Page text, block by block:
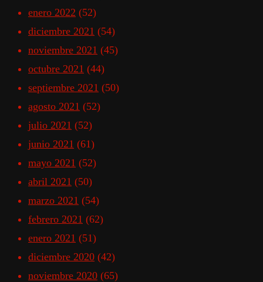
enero 2022 (52)
diciembre 2021 (54)
noviembre 2021 (45)
octubre 2021 (44)
septiembre 2021 (50)
agosto 2021 (52)
julio 2021 (52)
junio 2021 (61)
mayo 2021 (52)
abril 2021 (50)
marzo 2021 (54)
febrero 2021 (62)
enero 2021 (51)
diciembre 2020 (42)
noviembre 2020 (65)